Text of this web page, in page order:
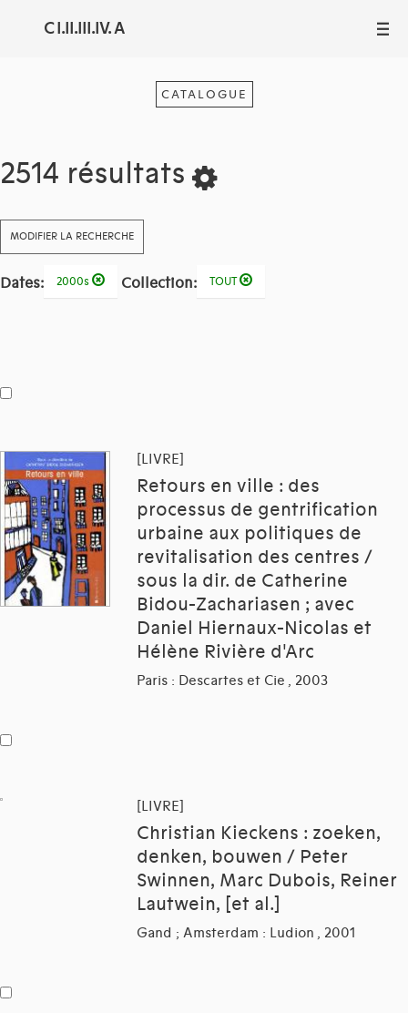
C I.II.III.IV. A III
CATALOGUE
2514 résultats
MODIFIER LA RECHERCHE
Dates: 2000s Collection: TOUT
[LIVRE]
Retours en ville : des
processus de gentrification
urbaine aux politiques de
revitalisation des centres /
sous la dir. de Catherine
Bidou-Zachariasen ; avec
Daniel Hiernaux-Nicolas et
Hélène Rivière d'Arc
Paris : Descartes et Cie , 2003
[LIVRE]
Christian Kieckens : zoeken,
denken, bouwen / Peter
Swinnen, Marc Dubois, Reiner
Lautwein, [et al.]
Gand ; Amsterdam : Ludion , 2001